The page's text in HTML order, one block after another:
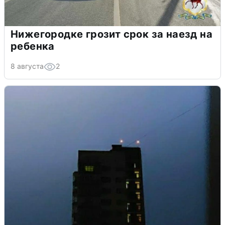
Нижегородке грозит срок за наезд на
ребенка
8 августа 2